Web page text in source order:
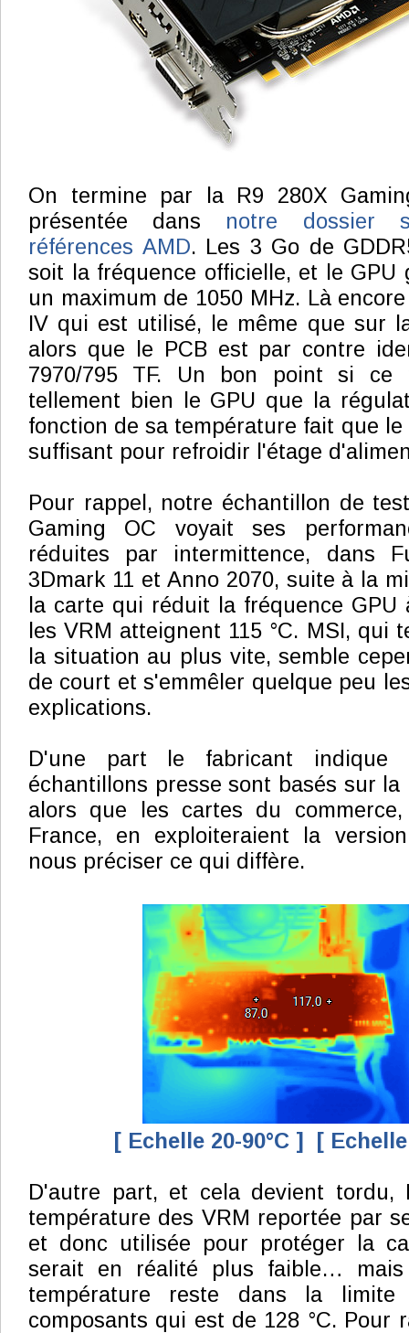
On termine par la R9 280X
présentée dans notre dossier
références AMD. Les 3 Go de
soit la fréquence officielle, et le GPU
un maximum de 1050 MHz. Là
IV qui est utilisé, le même que sur
alors que le PCB est par contre
7970/795 TF. Un bon point si ce
tellement bien le GPU que la
fonction de sa température fait que
suffisant pour refroidir l'étage
Pour rappel, notre échantillon de
Gaming OC voyait ses
réduites par intermittence, dans
3Dmark 11 et Anno 2070, suite à la
la carte qui réduit la fréquence GPU
les VRM atteignent 115 °C. MSI, qui
la situation au plus vite, semble
de court et s'emmêler quelque peu
explications.
D'une part le fabricant indique
échantillons presse sont basés sur la
alors que les cartes du
France, en exploiteraient la
nous préciser ce qui diffère.
[ Echelle 20-90°C ] [
D'autre part, et cela devient tordu,
température des VRM reportée par
et donc utilisée pour protéger la
serait en réalité plus faible…
température reste dans la
composants qui est de 128 °C. Pour